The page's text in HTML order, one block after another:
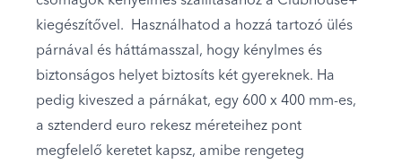
kiegészítővel. Használhatod a hozzá tartozó ülés
párnával és háttámasszal, hogy kénylmes és
biztonságos helyet biztosíts két gyereknek. Ha
pedig kiveszed a párnákat, egy 600 x 400 mm-es,
a sztenderd euro rekesz méreteihez pont
megfelelő keretet kapsz, amibe rengeteg